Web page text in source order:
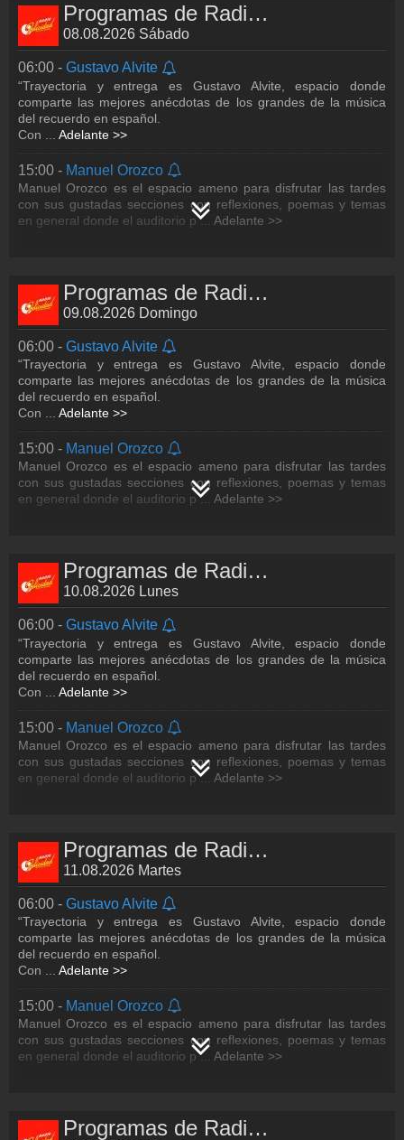
Programas de Radio Felicidad
08.08.2026 Sábado
06:00 - Gustavo Alvite
“Trayectoria y entrega es Gustavo Alvite, espacio donde
comparte las mejores anécdotas de los grandes de la música
del recuerdo en español.
Con
Adelante >>
15:00 - Manuel Orozco
Manuel Orozco es el espacio ameno para disfrutar las tardes
con sus gustadas secciones con reflexiones, poemas y temas
en general donde el auditorio p... Adelante >>
Programas de Radio Felicidad
09.08.2026 Domingo
06:00 - Gustavo Alvite
“Trayectoria y entrega es Gustavo Alvite, espacio donde
comparte las mejores anécdotas de los grandes de la música
del recuerdo en español.
Con
Adelante >>
15:00 - Manuel Orozco
Manuel Orozco es el espacio ameno para disfrutar las tardes
con sus gustadas secciones con reflexiones, poemas y temas
en general donde el auditorio p... Adelante >>
Programas de Radio Felicidad
10.08.2026 Lunes
06:00 - Gustavo Alvite
“Trayectoria y entrega es Gustavo Alvite, espacio donde
comparte las mejores anécdotas de los grandes de la música
del recuerdo en español.
Con
Adelante >>
15:00 - Manuel Orozco
Manuel Orozco es el espacio ameno para disfrutar las tardes
con sus gustadas secciones con reflexiones, poemas y temas
en general donde el auditorio p... Adelante >>
Programas de Radio Felicidad
11.08.2026 Martes
06:00 - Gustavo Alvite
“Trayectoria y entrega es Gustavo Alvite, espacio donde
comparte las mejores anécdotas de los grandes de la música
del recuerdo en español.
Con
Adelante >>
15:00 - Manuel Orozco
Manuel Orozco es el espacio ameno para disfrutar las tardes
con sus gustadas secciones con reflexiones, poemas y temas
en general donde el auditorio p... Adelante >>
Programas de Radio Felicidad